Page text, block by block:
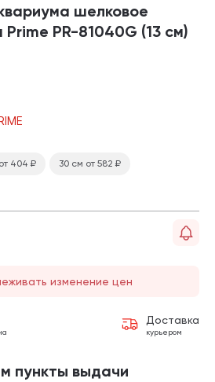
шелковое
PR-81040G (13 см)
от 404 ₽ 30 см от 582 ₽
изменение цен
Доставка
курьером
пункты выдачи